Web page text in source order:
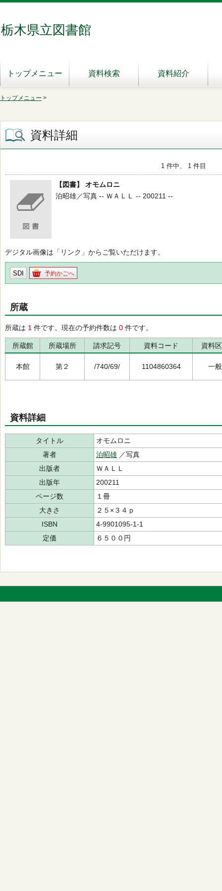
栃木県立図書館
トップメニュー 資料検索 資料紹介
トップメニュー >
資料詳細
1 件中、 1 件目
【図書】 オモムロニ
泊昭雄／写真 -- ＷＡＬＬ -- 200211 --
デジタル画像は「リンク」からご覧いただけます。
SDI 予約かごへ
所蔵
所蔵は 1 件です。現在の予約件数は 0 件です。
所蔵館 所蔵場所 請求記号 資料コード 資料
本館 第２ /740/69/ 1104860364 一般
資料詳細
タイトル
オモムロニ
著者
泊昭雄 ／写真
出版者
ＷＡＬＬ
出版年
200211
ページ数
１冊
大きさ
２５×３４ｐ
ISBN
4-9901095-1-1
定価
６５００円